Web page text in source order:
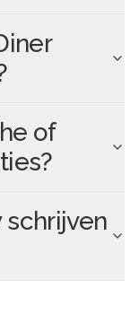
of
schrijven